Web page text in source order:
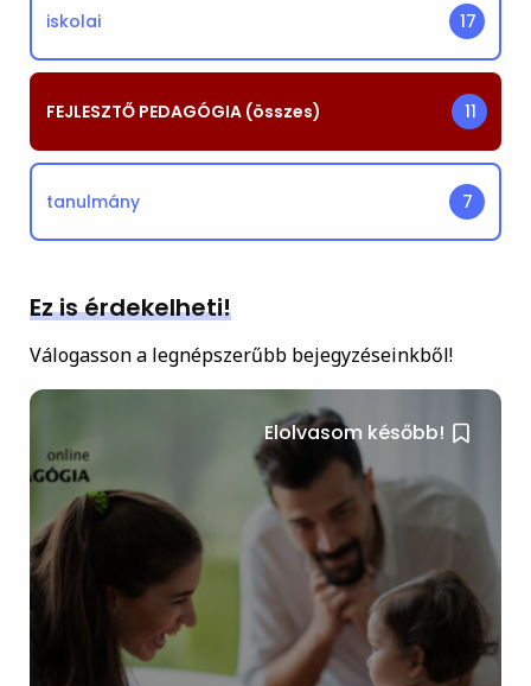
iskolai 17
FEJLESZTŐ PEDAGÓGIA (összes) 11
tanulmány 7
Ez is érdekelheti!
Válogasson a legnépszerűbb bejegyzéseinkből!
Elolvasom később!